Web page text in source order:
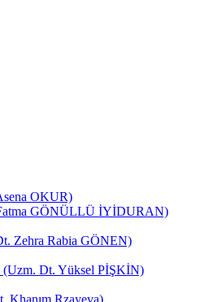
OKUR)
GÖNÜLLÜ İYİDURAN)
Zehra Rabia GÖNEN)
(Uzm. Dt. Yüksel PİŞKİN)
Khanım Rzayeva)